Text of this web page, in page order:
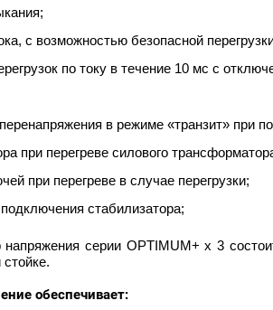
с возможностью безопасной
по току в течение 10 мс с
в режиме «транзит» при
при перегреве силового
при перегреве в случае перегрузки;
стабилизатора;
серии OPTIMUM+ х 3
обеспечивает: